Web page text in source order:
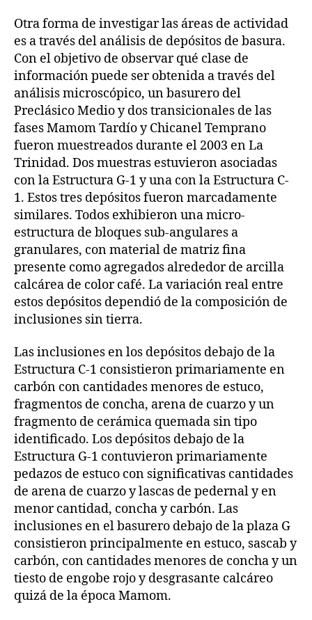
Otra forma de investigar las áreas de actividad
es a través del análisis de depósitos de basura.
Con el objetivo de observar qué clase de
información puede ser obtenida a través del
análisis microscópico, un basurero del
Preclásico Medio y dos transicionales de las
fases Mamom Tardío y Chicanel Temprano
fueron muestreados durante el 2003 en La
Trinidad. Dos muestras estuvieron asociadas
con la Estructura G-1 y una con la Estructura C-
1. Estos tres depósitos fueron marcadamente
similares. Todos exhibieron una micro-
estructura de bloques sub-angulares a
granulares, con material de matriz fina
presente como agregados alrededor de arcilla
calcárea de color café. La variación real entre
estos depósitos dependió de la composición de
inclusiones sin tierra.
Las inclusiones en los depósitos debajo de la
Estructura C-1 consistieron primariamente en
carbón con cantidades menores de estuco,
fragmentos de concha, arena de cuarzo y un
fragmento de cerámica quemada sin tipo
identificado. Los depósitos debajo de la
Estructura G-1 contuvieron primariamente
pedazos de estuco con significativas cantidades
de arena de cuarzo y lascas de pedernal y en
menor cantidad, concha y carbón. Las
inclusiones en el basurero debajo de la plaza G
consistieron principalmente en estuco, sascab y
carbón, con cantidades menores de concha y un
tiesto de engobe rojo y desgrasante calcáreo
quizá de la época Mamom.